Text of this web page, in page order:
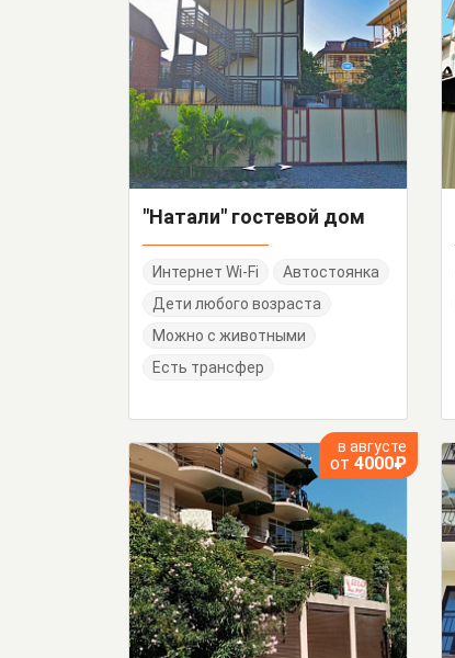
"Натали" гостевой дом
Интернет Wi-Fi
Автостоянка
Дети любого возраста
Можно с животными
Есть трансфер
в августе
от 4000₽